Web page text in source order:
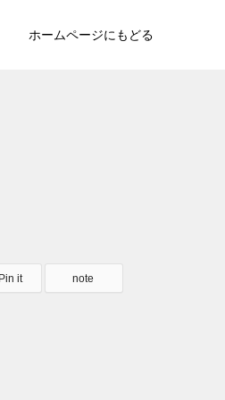
ホームページにもどる
it note